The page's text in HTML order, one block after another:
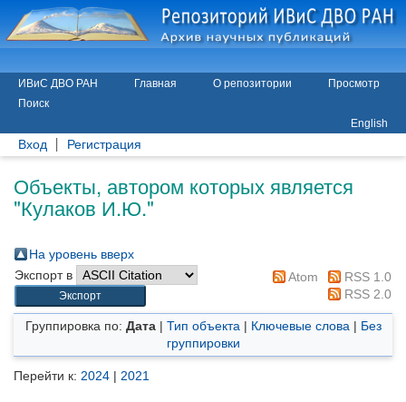
ИВиС ДВО РАН Главная О репозитории
Просмотр
Поиск
English
Вход Регистрация
Объекты, автором которых является
"Кулаков И.Ю."
На уровень вверх
Экспорт в
Atom
RSS 1.0
RSS 2.0
Группировка по: Дата| Тип объекта | Ключевые слова | Без
группировки
Перейти к: 2024 | 2021